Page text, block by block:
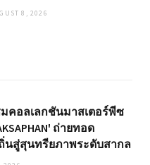
8, 2026
คอลเลกชันมาสเตอร์พีซ
ถ่ายทอด
สู่สุนทรียภาพระดับสากล